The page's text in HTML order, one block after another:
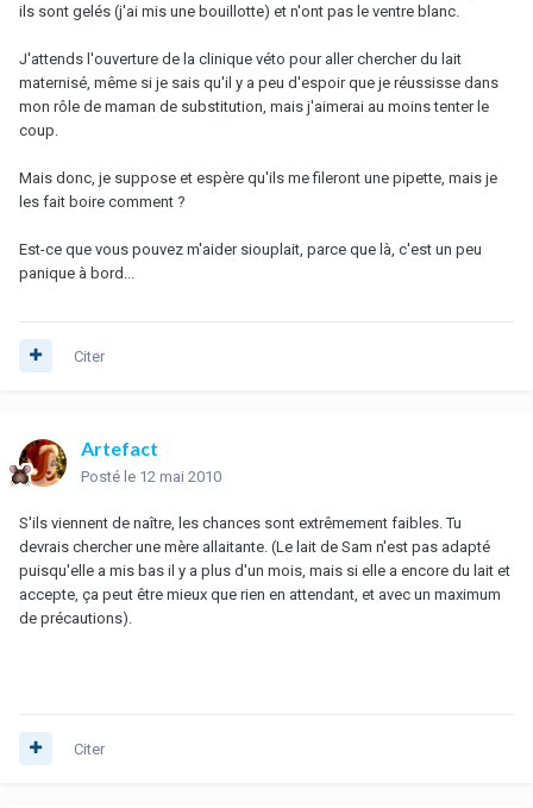
ils sont gelés (j'ai mis une bouillotte) et n'ont pas le ventre blanc.
J'attends l'ouverture de la clinique véto pour aller chercher du lait
maternisé, même si je sais qu'il y a peu d'espoir que je réussisse dans
mon rôle de maman de substitution, mais j'aimerai au moins tenter le
coup.
Mais donc, je suppose et espère qu'ils me fileront une pipette, mais je
les fait boire comment ?
Est-ce que vous pouvez m'aider siouplait, parce que là, c'est un peu
panique à bord...
Citer
Artefact
Posté le 12 mai 2010
S'ils viennent de naître, les chances sont extrêmement faibles. Tu
devrais chercher une mère allaitante. (Le lait de Sam n'est pas adapté
puisqu'elle a mis bas il y a plus d'un mois, mais si elle a encore du lait et
accepte, ça peut être mieux que rien en attendant, et avec un maximum
de précautions).
Citer